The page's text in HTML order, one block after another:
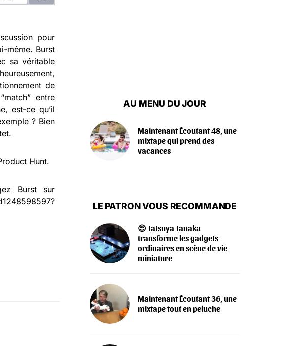
pour
même. Burst
sa véritable
de
entre
est-ce qu’il
? Bien
Hunt.
Burst sur
AU MENU DU JOUR
Maintenant Écoutant 48, une
mixtape qui prend des
vacances
LE PATRON VOUS RECOMMANDE
😌 Tatsuya Tanaka
transforme les gadgets
ordinaires en scène de vie
miniature
Maintenant Écoutant 36, une
mixtape tout en peluche